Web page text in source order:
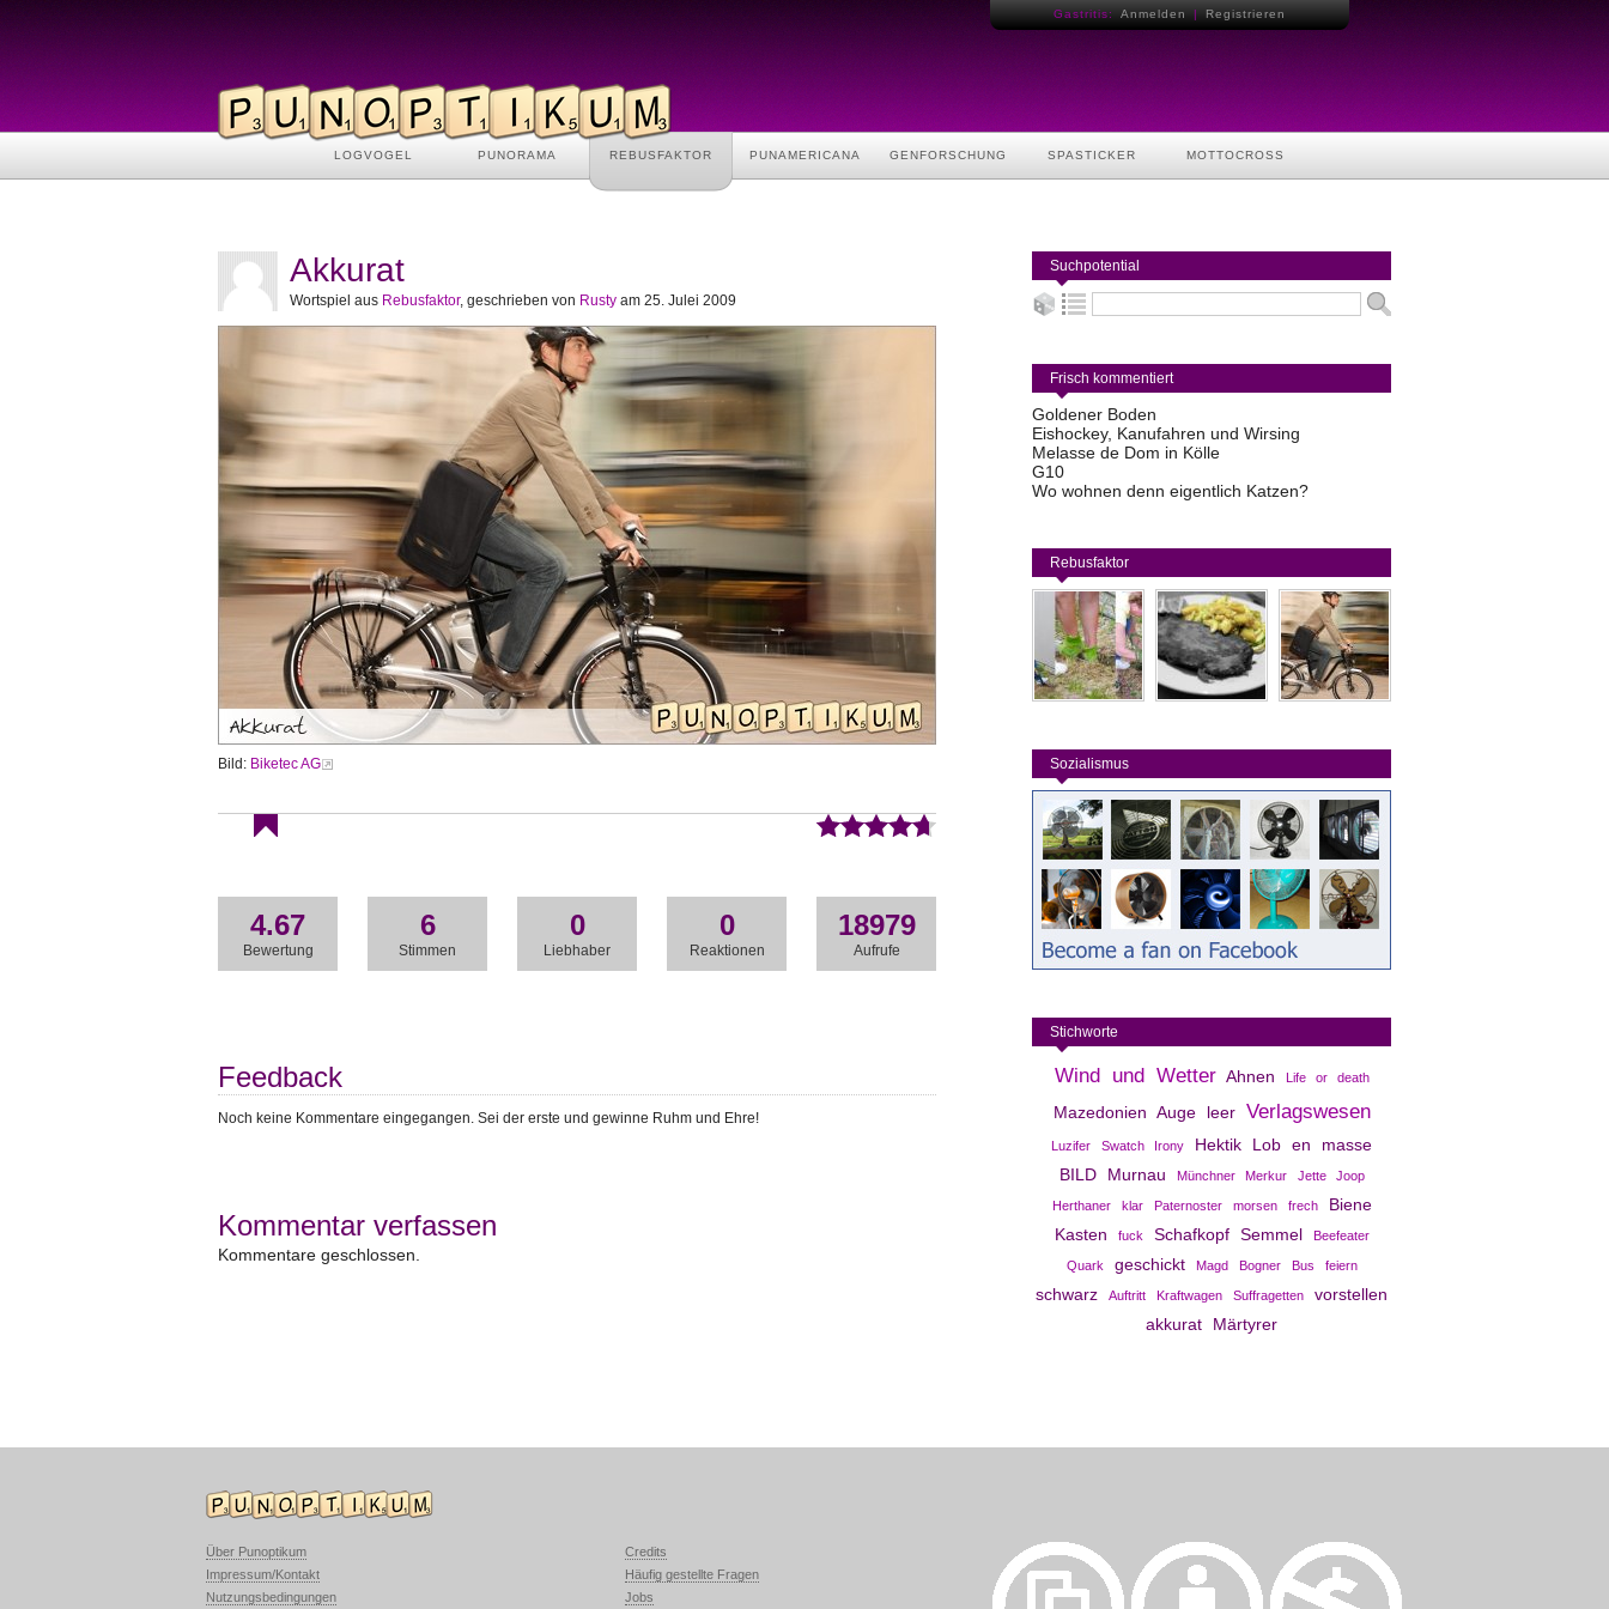
Gastritis: Anmelden | Registrieren
LOGVOGEL PUNORAMA REBUSFAKTOR PUNAMERICANA GENFORSCHUNG SPASTICKER MOTTOCROSS
Akkurat
Wortspiel aus Rebusfaktor, geschrieben von Rusty am 25. Julei 2009
Bild: Biketec AG
4.67
Bewertung
6
Stimmen
0
Liebhaber
0
Reaktionen
18979
Aufrufe
Feedback
Noch keine Kommentare eingegangen. Sei der erste und gewinne Ruhm und Ehre!
Kommentar verfassen
Kommentare geschlossen.
Suchpotential
Frisch kommentiert
Goldener Boden
Eishockey, Kanufahren und Wirsing
Melasse de Dom in Kölle
G10
Wo wohnen denn eigentlich Katzen?
Rebusfaktor
Sozialismus
Stichworte
Wind und Wetter Ahnen Life or death
Mazedonien Auge leer Verlagswesen
Luzifer Swatch Irony Hektik Lob en masse
BILD
Murnau Münchner Merkur Jette Joop
Herthaner klar Paternoster morsen frech
Biene
Kasten
fuck Schafkopf Semmel Beefeater
Quark geschickt Magd Bogner Bus feiern
schwarz Auftritt Kraftwagen Suffragetten
vorstellen
akkurat
Märtyrer
Über Punoptikum
Impressum/Kontakt
Nutzungsbedingungen
Credits
Häufig gestellte Fragen
Jobs